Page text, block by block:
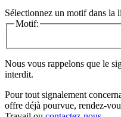
Sélectionnez un motif dans la
Motif:
Nous vous rappelons que le
interdit.
Pour tout signalement
offre déjà pourvue, rendez-